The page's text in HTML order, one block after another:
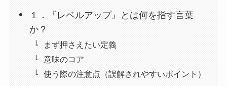
１．『レベルアップ』とは何を指す言葉
か？
まず押さえたい定義
意味のコア
使う際の注意点（誤解されやすいポイント）